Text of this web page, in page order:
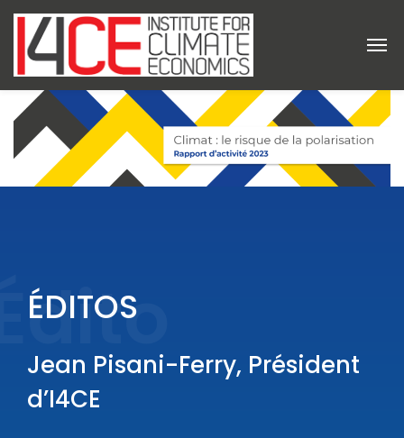
ÉDITOS
Jean Pisani-Ferry, Président
d’I4CE